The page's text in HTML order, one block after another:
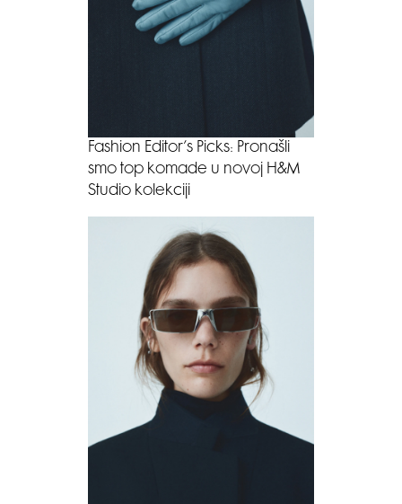
Fashion Editor’s Picks: Pronašli
smo top komade u novoj H&M
Studio kolekciji